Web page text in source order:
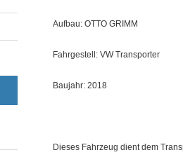
Aufbau: OTTO GRIMM
Fahrgestell: VW Transporter
Baujahr: 2018
Dieses Fahrzeug dient dem